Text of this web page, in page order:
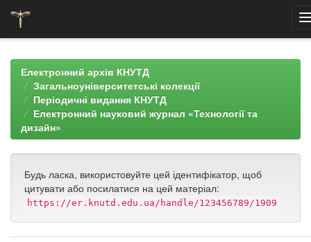
navigationЕлектронний архів КНУТД
Загальноуніверситетські колекції
Періодичні видання КНУТД
Електронний науковий журнал «Технології та
дизайн»
Будь ласка, використовуйте цей ідентифікатор, щоб
цитувати або посилатися на цей матеріал:
https://er.knutd.edu.ua/handle/123456789/1909